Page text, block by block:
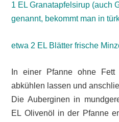
1 EL Granatapfelsirup (auch
genannt, bekommt man in
etwa 2 EL Blätter frische
In einer Pfanne ohne Fett
abkühlen lassen und
Die Auberginen in
EL Olivenöl in der Pfanne